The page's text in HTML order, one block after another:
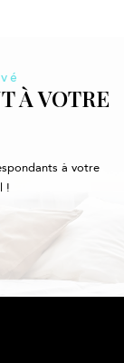
À VOTRE
à votre
!